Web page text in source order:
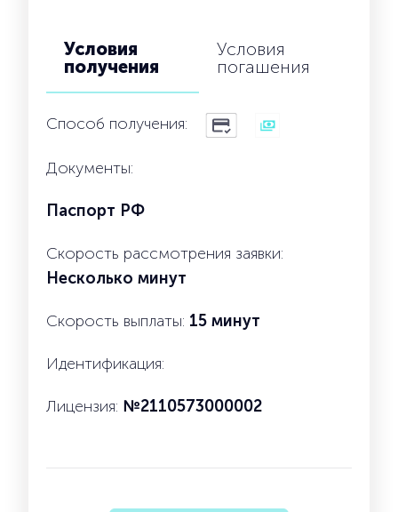
Условия
получения
Условия
погашения
Способ получения:
Документы:
Паспорт РФ
Скорость рассмотрения заявки:
Несколько минут
Скорость выплаты: 15 минут
Идентификация:
Лицензия: №2110573000002